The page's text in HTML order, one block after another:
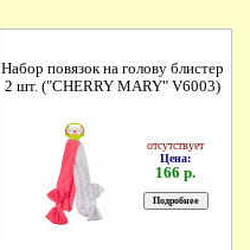
Набор повязок на голову блистер
2 шт. ("CHERRY MARY" V6003)
отсутствует
Цена:
166 р.